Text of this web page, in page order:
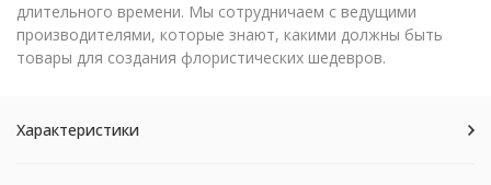
длительного времени. Мы сотрудничаем с ведущими
производителями, которые знают, какими должны быть
товары для создания флористических шедевров.
Характеристики